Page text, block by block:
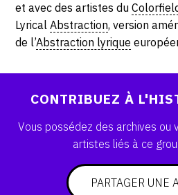
CRÉER SON
PUBLIER SES
L'ÉQUIPE
À PROPOS
et avec des artistes du
LyricalAbstraction, version
de l’Abstraction lyrique
CONTRIBUEZ À
Vous possédez des archives ou
artistes liés à ce
PARTAGER UNE